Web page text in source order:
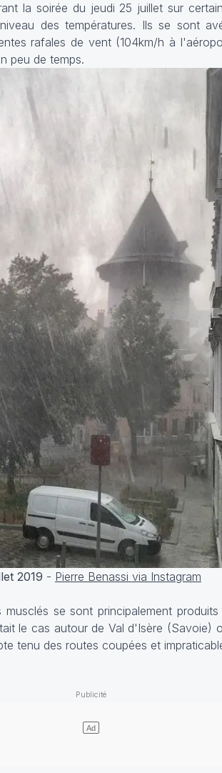
la soirée du jeudi 25 juillet sur
des températures. Ils se sont
rafales de vent (104km/h à
peu de temps.
2019 - Pierre Benassi via Instagram
se sont principalement
le cas autour de Val d'Isère (Savoie)
tenu des routes coupées et